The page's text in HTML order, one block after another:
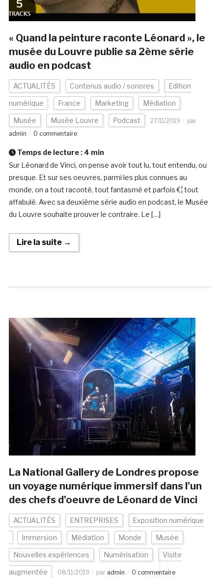
« Quand la peinture raconte Léonard », le
musée du Louvre publie sa 2ème série
audio en podcast
ACTUALITÉS Contenus audio / sonores Edition
numérique France Marketing Médiation
Musée Musée Louvre Podcast 27/11/2019
par
admin
0 commentaire
Temps de lecture : 4 min
Sur Léonard de Vinci, on pense avoir tout lu, tout entendu, ou
presque. Et sur ses oeuvres, parmi les plus connues au
monde, on a tout raconté, tout fantasmé et parfois €¦ tout
affabulé. Avec sa deuxième série audio en podcast, le Musée
du Louvre souhaite prouver le contraire. Le […]
Lire la suite →
La National Gallery de Londres propose
un voyage numérique immersif dans l’un
des chefs d’oeuvre de Léonard de Vinci
ACTUALITÉS ENTREPRISES Exposition numérique
Immersion Médiation Monde Musée
Nouvelles expériences Numérisation Visite
augmentée 08/11/2019 par admin 0 commentaire